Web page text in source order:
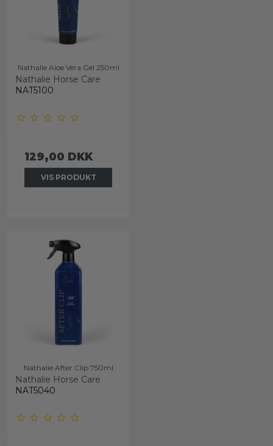
Nathalie Aloe Vera Gel 250ml
Nathalie Horse Care
NAT5100
129,00 DKK
VIS PRODUKT
Nathalie After Clip 750ml
Nathalie Horse Care
NAT5040